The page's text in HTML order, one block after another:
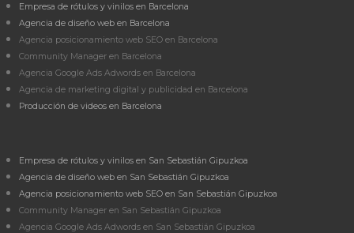
Empresa de rótulos y vinilos en Barcelona
Agencia de diseño web en Barcelona
Agencia posicionamiento web SEO en Barcelona
Community Manager en Barcelona
Agencia Google Ads Adwords en Barcelona
Agencia de marketing digital y publicidad en Barcelona
Producción de videos en Barcelona
Empresa de rótulos y vinilos en San Sebastián Gipuzkoa
Agencia de diseño web en San Sebastián Gipuzkoa
Agencia posicionamiento web SEO en San Sebastián Gipuzkoa
Community Manager en San Sebastián Gipuzkoa
Agencia Google Ads Adwords en San Sebastián Gipuzkoa